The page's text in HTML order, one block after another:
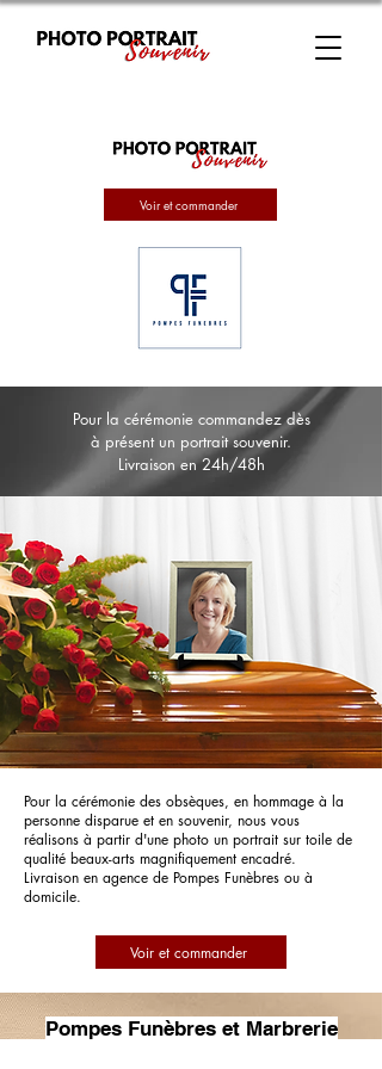
Voir et commander
Pour la cérémonie commandez dès
à présent un portrait souvenir.
Livraison en 24h/48h
Pour la cérémonie des obsèques, en hommage à la
personne disparue et en souvenir, nous vous
réalisons à partir d'une photo un portrait sur toile de
qualité beaux-arts magnifiquement encadré.
Livraison en agence de Pompes Funèbres ou à
domicile.
Voir et commander
Pompes Funèbres et Marbrerie